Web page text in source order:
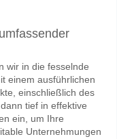
20:00.
von
PSG v Brest?
von 53%.
wir in die fesselnde
einem ausführlichen
einschließlich des
tief in effektive
ein, um Ihre
Unternehmungen